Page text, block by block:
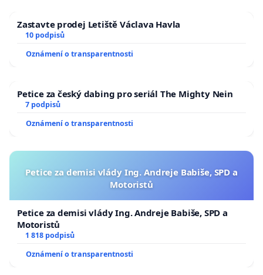
Zastavte prodej Letiště Václava Havla
10 podpisů
Oznámení o transparentnosti
Petice za český dabing pro seriál The Mighty Nein
7 podpisů
Oznámení o transparentnosti
Petice za demisi vlády Ing. Andreje Babiše, SPD a
Motoristů
Petice za demisi vlády Ing. Andreje Babiše, SPD a
Motoristů
1 818 podpisů
Oznámení o transparentnosti